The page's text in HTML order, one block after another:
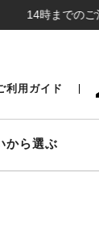
14時までのご注
利用ガイド
から選ぶ